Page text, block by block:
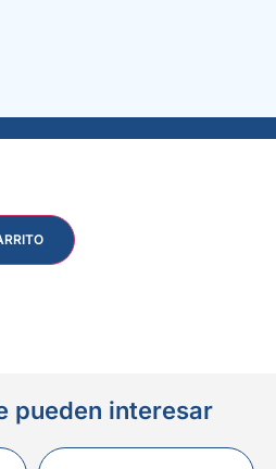
12 mm. x Kg.
pueden interesar